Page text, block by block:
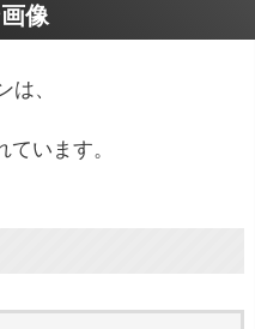
像
、
ています。